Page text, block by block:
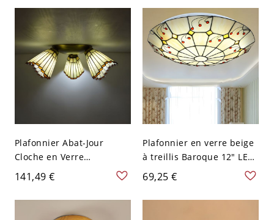
120 V Blanc 22,86 cm
Plafonnier Abat-Jour
Cloche en Verre
Multicolore Lampe
Encastrée 3 Têtes Style
Tiffany - Beige 110 V-120 V
141,49 €
Plafonnier en verre beige
à treillis Baroque 12" LED
rouge finition blanche
69,25 €